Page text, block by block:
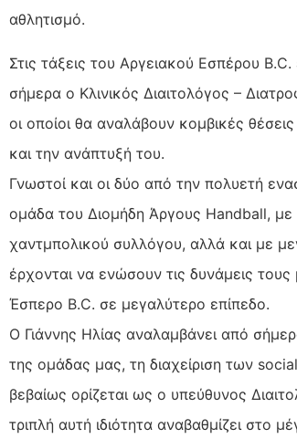
αθλητισμό.
Στις τάξεις του Αργειακού Εσπέρου
σήμερα ο Κλινικός Διαιτολόγος –
οι οποίοι θα αναλάβουν κομβικές
και την ανάπτυξή του.
Γνωστοί και οι δύο από την πολυετή
ομάδα του Διομήδη Άργους Handball,
χαντμπολικού συλλόγου, αλλά και με
έρχονται να ενώσουν τις δυνάμεις
Έσπερο B.C. σε μεγαλύτερο επίπεδο.
Ο Γιάννης Ηλίας αναλαμβάνει από
της ομάδας μας, τη διαχείριση των
βεβαίως ορίζεται ως ο υπεύθυνος
τριπλή αυτή ιδιότητα αναβαθμίζει στο